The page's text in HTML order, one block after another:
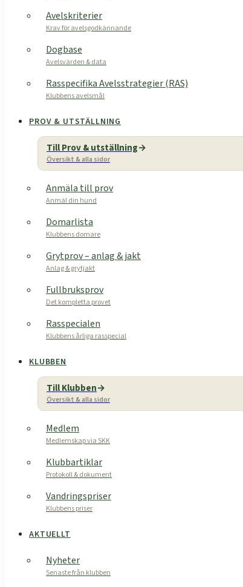
Avelskriterier
Krav för avelsgodkännande
Dogbase
Avelsvärden & data
Rasspecifika Avelsstrategier (RAS)
Klubbens avelsmål
PROV & UTSTÄLLNING
Till Prov & utställning
Översikt & alla sidor
Anmäla till prov
Anmäl din hund
Domarlista
Klubbens domare
Grytprov – anlag & jakt
Anlag & grytjakt
Fullbruksprov
Det kompletta provet
Rasspecialen
Klubbens årliga rasspecial
KLUBBEN
Till Klubben
Översikt & alla sidor
Medlem
Medlemskap via SKK
Klubbartiklar
Protokoll & dokument
Vandringspriser
Klubbens priser
AKTUELLT
Nyheter
Senaste från klubben